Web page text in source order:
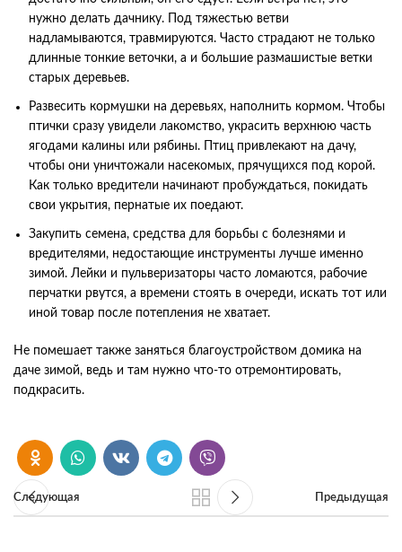
нужно делать дачнику. Под тяжестью ветви
надламываются, травмируются. Часто страдают не только
длинные тонкие веточки, а и большие размашистые ветки
старых деревьев.
Развесить кормушки на деревьях, наполнить кормом. Чтобы
птички сразу увидели лакомство, украсить верхнюю часть
ягодами калины или рябины. Птиц привлекают на дачу,
чтобы они уничтожали насекомых, прячущихся под корой.
Как только вредители начинают пробуждаться, покидать
свои укрытия, пернатые их поедают.
Закупить семена, средства для борьбы с болезнями и
вредителями, недостающие инструменты лучше именно
зимой. Лейки и пульверизаторы часто ломаются, рабочие
перчатки рвутся, а времени стоять в очереди, искать тот или
иной товар после потепления не хватает.
Не помешает также заняться благоустройством домика на
даче зимой, ведь и там нужно что-то отремонтировать,
подкрасить.
Следующая Предыдущая